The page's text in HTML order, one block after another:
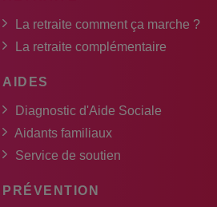
La retraite comment ça marche ?
La retraite complémentaire
AIDES
Diagnostic d'Aide Sociale
Aidants familiaux
Service de soutien
PRÉVENTION